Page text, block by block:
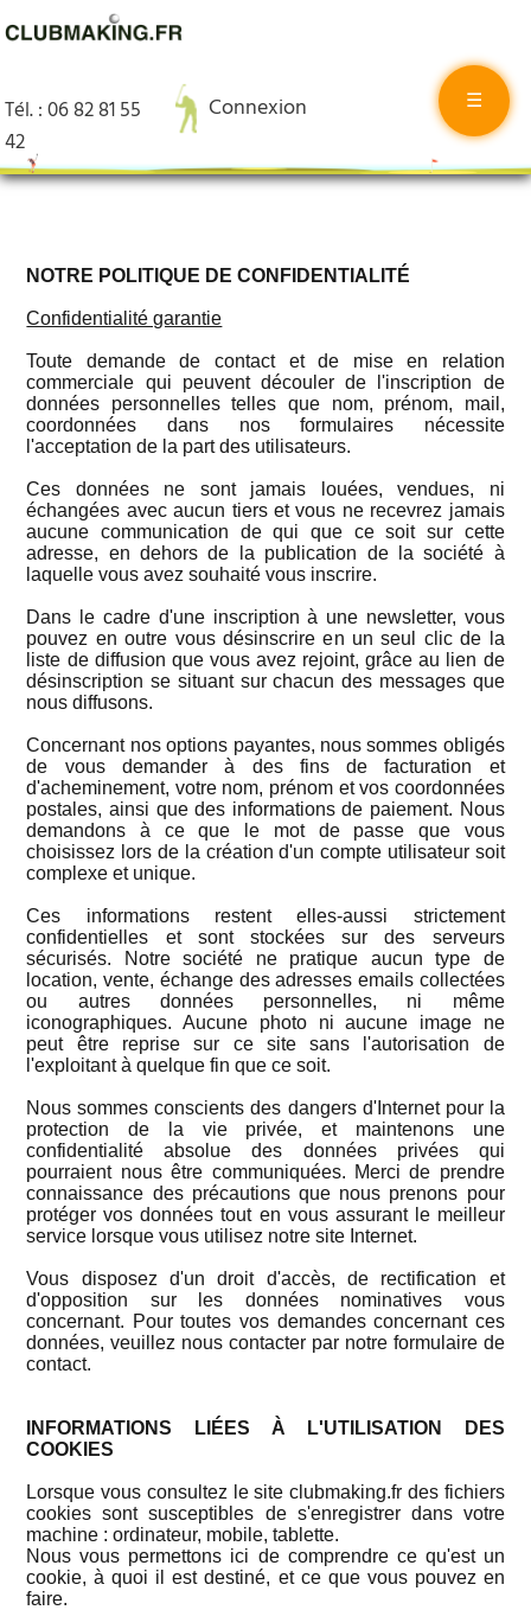
☰
Tél. : 06 82 81 55
42
Connexion
NOTRE POLITIQUE DE CONFIDENTIALITÉ
Confidentialité garantie
Toute demande de contact et de mise en relation
commerciale qui peuvent découler de l'inscription de
données personnelles telles que nom, prénom, mail,
coordonnées dans nos formulaires nécessite
l'acceptation de la part des utilisateurs.
Ces données ne sont jamais louées, vendues, ni
échangées avec aucun tiers et vous ne recevrez jamais
aucune communication de qui que ce soit sur cette
adresse, en dehors de la publication de la société à
laquelle vous avez souhaité vous inscrire.
Dans le cadre d'une inscription à une newsletter, vous
pouvez en outre vous désinscrire en un seul clic de la
liste de diffusion que vous avez rejoint, grâce au lien de
désinscription se situant sur chacun des messages que
nous diffusons.
Concernant nos options payantes, nous sommes obligés
de vous demander à des fins de facturation et
d'acheminement, votre nom, prénom et vos coordonnées
postales, ainsi que des informations de paiement. Nous
demandons à ce que le mot de passe que vous
choisissez lors de la création d'un compte utilisateur soit
complexe et unique.
Ces informations restent elles-aussi strictement
confidentielles et sont stockées sur des serveurs
sécurisés. Notre société ne pratique aucun type de
location, vente, échange des adresses emails collectées
ou autres données personnelles, ni même
iconographiques. Aucune photo ni aucune image ne
peut être reprise sur ce site sans l'autorisation de
l'exploitant à quelque fin que ce soit.
Nous sommes conscients des dangers d'Internet pour la
protection de la vie privée, et maintenons une
confidentialité absolue des données privées qui
pourraient nous être communiquées. Merci de prendre
connaissance des précautions que nous prenons pour
protéger vos données tout en vous assurant le meilleur
service lorsque vous utilisez notre site Internet.
Vous disposez d'un droit d'accès, de rectification et
d'opposition sur les données nominatives vous
concernant. Pour toutes vos demandes concernant ces
données, veuillez nous contacter par notre formulaire de
contact.
INFORMATIONS LIÉES À L'UTILISATION DES
COOKIES
Lorsque vous consultez le site clubmaking.fr des fichiers
cookies sont susceptibles de s'enregistrer dans votre
machine : ordinateur, mobile, tablette.
Nous vous permettons ici de comprendre ce qu'est un
cookie, à quoi il est destiné, et ce que vous pouvez en
faire.